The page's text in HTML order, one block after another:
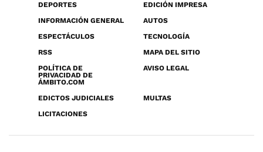
DEPORTES
EDICIÓN IMPRESA
INFORMACIÓN GENERAL
AUTOS
ESPECTÁCULOS
TECNOLOGÍA
RSS
MAPA DEL SITIO
POLÍTICA DE
PRIVACIDAD DE
ÁMBITO.COM
AVISO LEGAL
EDICTOS JUDICIALES
MULTAS
LICITACIONES